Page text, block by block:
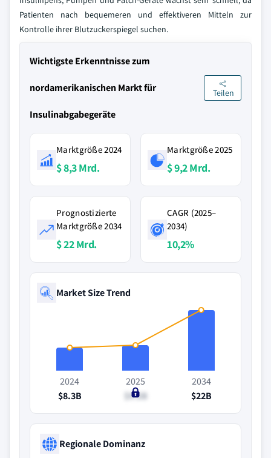
Patienten nach bequemeren und effektiveren Mitteln zur
Kontrolle ihrer Blutzuckerspiegel suchen.
Wichtigste Erkenntnisse zum
nordamerikanischen Markt für
Insulinabgabegeräte
Teilen
Marktgröße 2024
$ 8,3 Mrd.
Marktgröße 2025
$ 9,2 Mrd.
Prognostizierte
Marktgröße 2034
$ 22 Mrd.
CAGR (2025–
2034)
10,2%
Market Size Trend
2024
$8.3B
2025
$9.2B
2034
$22B
Regionale Dominanz